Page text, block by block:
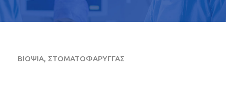
ΒΙΟΨΙΑ, ΣΤΟΜΑΤΟΦΑΡΥΓΓΑΣ